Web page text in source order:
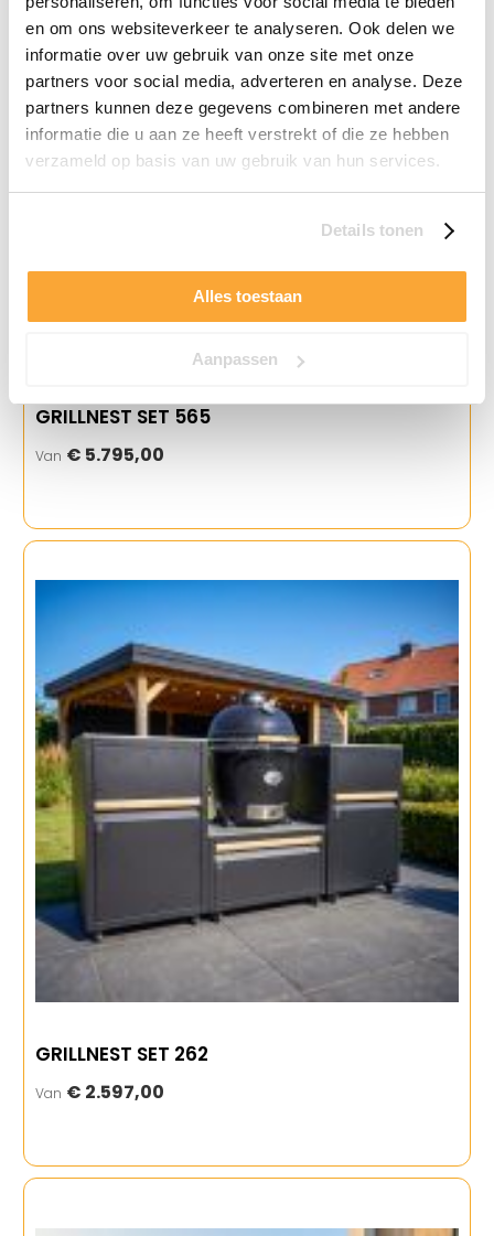
en om ons websiteverkeer te analyseren. Ook delen we
informatie over uw gebruik van onze site met onze
partners voor social media, adverteren en analyse. Deze
partners kunnen deze gegevens combineren met andere
informatie die u aan ze heeft verstrekt of die ze hebben
verzameld op basis van uw gebruik van hun services.
Details tonen
Alles toestaan
Aanpassen
GRILLNEST SET 565
Van € 5.795,00
GRILLNEST SET 262
Van € 2.597,00